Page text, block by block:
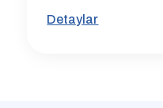
Detaylar